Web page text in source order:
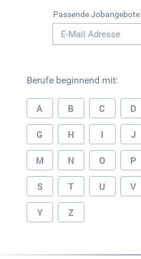
Passende
Berufe beginnend mit:
A B C D
G H I J
M N O P
S T U V
Y Z